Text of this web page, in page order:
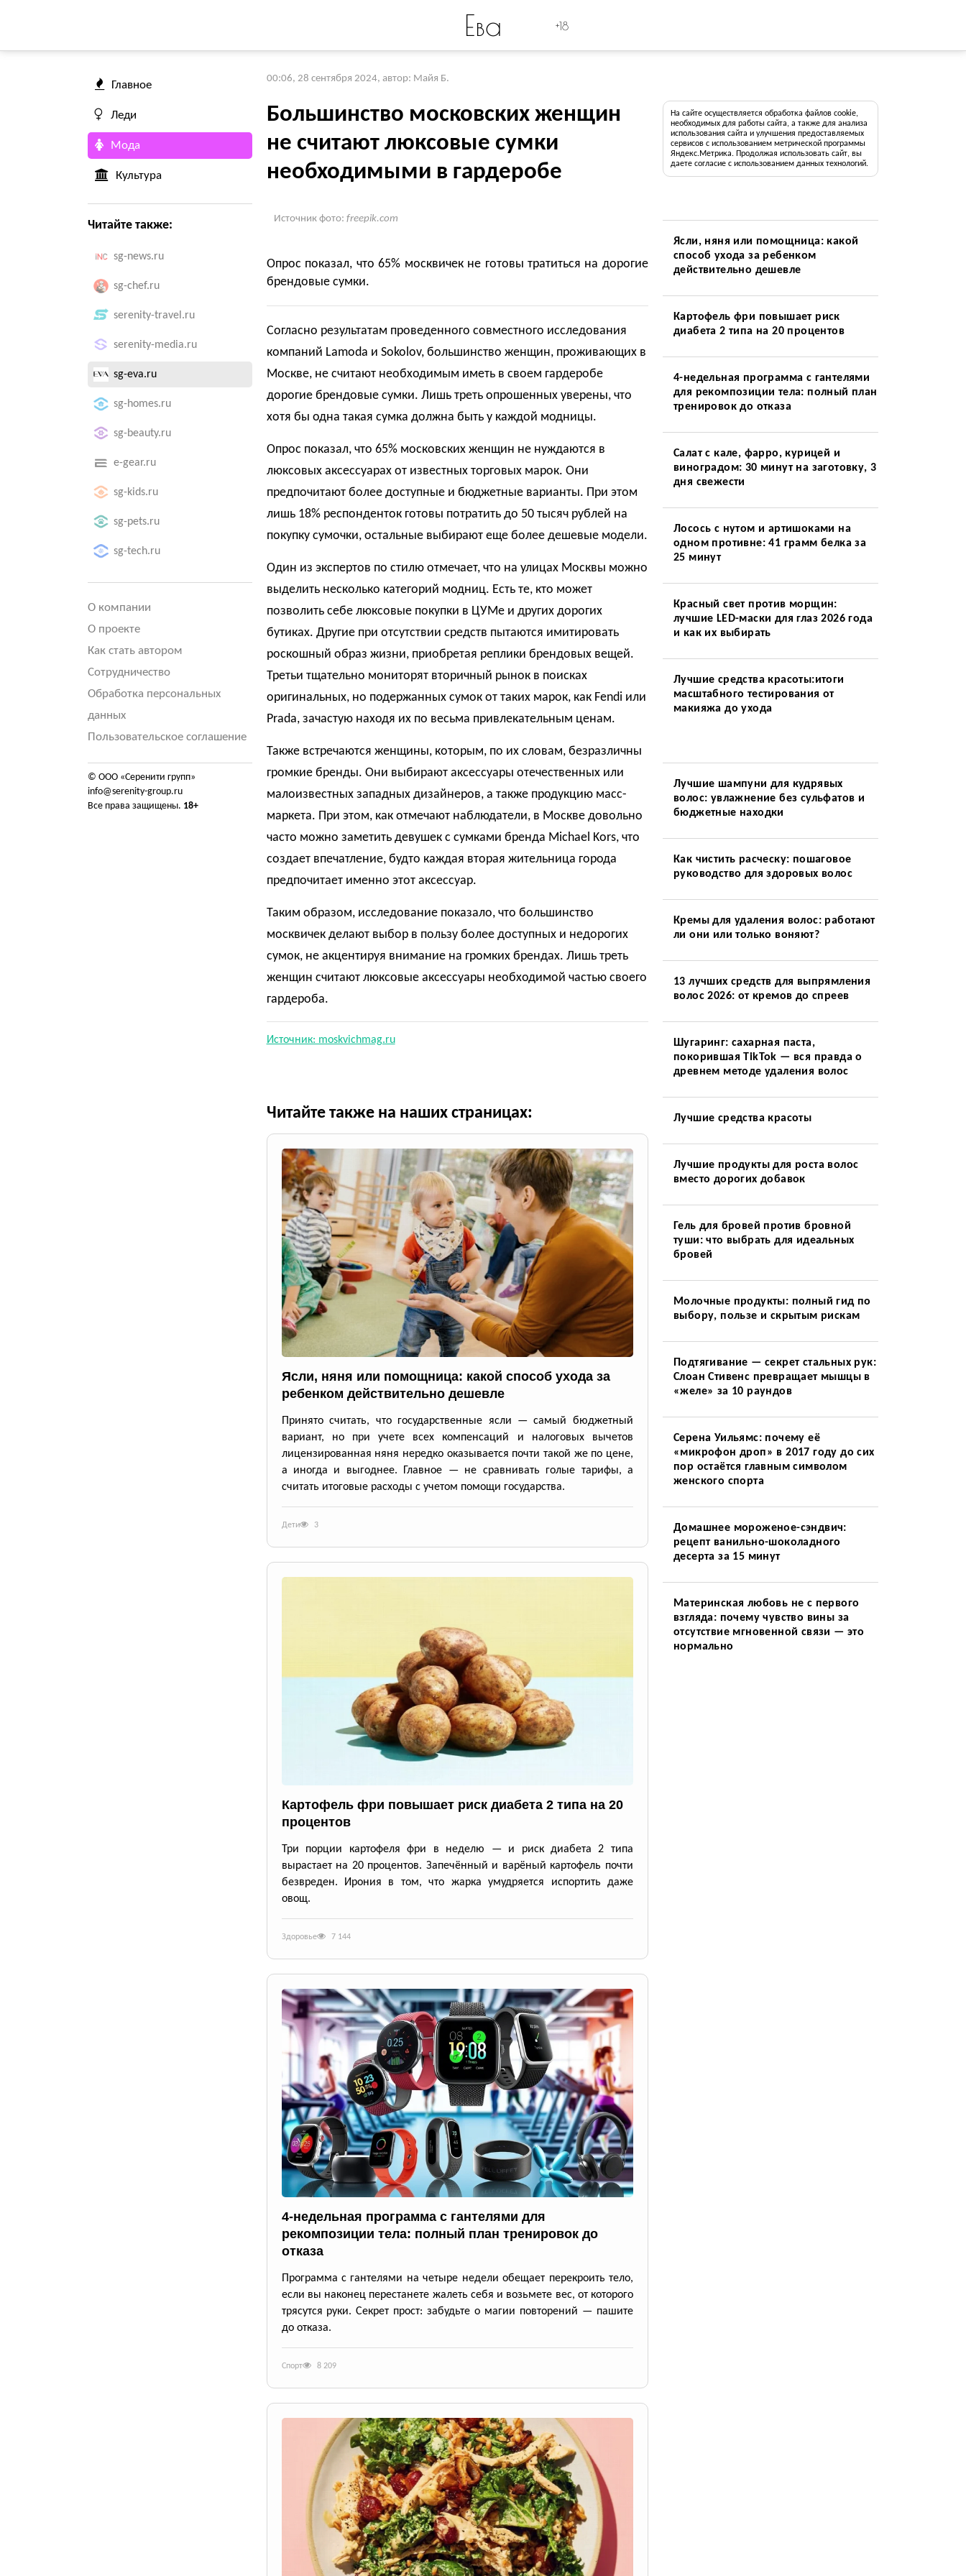
Ева +18
Главное
Леди
Мода
Культура
Читайте также:
sg-news.ru
sg-chef.ru
serenity-travel.ru
serenity-media.ru
sg-eva.ru
sg-homes.ru
sg-beauty.ru
e-gear.ru
sg-kids.ru
sg-pets.ru
sg-tech.ru
О компании
О проекте
Как стать автором
Сотрудничество
Обработка персональных
данных
Пользовательское соглашение
© ООО «Серенити групп»
info@serenity-group.ru
Все права защищены. 18+
00:06, 28 сентября 2024, автор: Майя Б.
Большинство московских женщин
не считают люксовые сумки
необходимыми в гардеробе
Источник фото: freepik.com
Опрос показал, что 65% москвичек не готовы тратиться на дорогие
брендовые сумки.
Согласно результатам проведенного совместного исследования
компаний Lamoda и Sokolov, большинство женщин, проживающих в
Москве, не считают необходимым иметь в своем гардеробе
дорогие брендовые сумки. Лишь треть опрошенных уверены, что
хотя бы одна такая сумка должна быть у каждой модницы.
Опрос показал, что 65% московских женщин не нуждаются в
люксовых аксессуарах от известных торговых марок. Они
предпочитают более доступные и бюджетные варианты. При этом
лишь 18% респонденток готовы потратить до 50 тысяч рублей на
покупку сумочки, остальные выбирают еще более дешевые модели.
Один из экспертов по стилю отмечает, что на улицах Москвы можно
выделить несколько категорий модниц. Есть те, кто может
позволить себе люксовые покупки в ЦУМе и других дорогих
бутиках. Другие при отсутствии средств пытаются имитировать
роскошный образ жизни, приобретая реплики брендовых вещей.
Третьи тщательно мониторят вторичный рынок в поисках
оригинальных, но подержанных сумок от таких марок, как Fendi или
Prada, зачастую находя их по весьма привлекательным ценам.
Также встречаются женщины, которым, по их словам, безразличны
громкие бренды. Они выбирают аксессуары отечественных или
малоизвестных западных дизайнеров, а также продукцию масс-
маркета. При этом, как отмечают наблюдатели, в Москве довольно
часто можно заметить девушек с сумками бренда Michael Kors, что
создает впечатление, будто каждая вторая жительница города
предпочитает именно этот аксессуар.
Таким образом, исследование показало, что большинство
москвичек делают выбор в пользу более доступных и недорогих
сумок, не акцентируя внимание на громких брендах. Лишь треть
женщин считают люксовые аксессуары необходимой частью своего
гардероба.
Источник: moskvichmag.ru
Читайте также на наших страницах:
Ясли, няня или помощница: какой способ ухода за
ребенком действительно дешевле
Принято считать, что государственные ясли — самый бюджетный
вариант, но при учете всех компенсаций и налоговых вычетов
лицензированная няня нередко оказывается почти такой же по цене,
а иногда и выгоднее. Главное — не сравнивать голые тарифы, а
считать итоговые расходы с учетом помощи государства.
Дети 3
Картофель фри повышает риск диабета 2 типа на 20
процентов
Три порции картофеля фри в неделю — и риск диабета 2 типа
вырастает на 20 процентов. Запечённый и варёный картофель почти
безвреден. Ирония в том, что жарка умудряется испортить даже
овощ.
Здоровье 7 144
4-недельная программа с гантелями для
рекомпозиции тела: полный план тренировок до
отказа
Программа с гантелями на четыре недели обещает перекроить тело,
если вы наконец перестанете жалеть себя и возьмете вес, от которого
трясутся руки. Секрет прост: забудьте о магии повторений — пашите
до отказа.
Спорт 8 209
На сайте осуществляется обработка файлов cookie,
необходимых для работы сайта, а также для анализа
использования сайта и улучшения предоставляемых
сервисов с использованием метрической программы
Яндекс.Метрика. Продолжая использовать сайт, вы
даете согласие с использованием данных технологий.
Ясли, няня или помощница: какой
способ ухода за ребенком
действительно дешевле
Картофель фри повышает риск
диабета 2 типа на 20 процентов
4-недельная программа с гантелями
для рекомпозиции тела: полный план
тренировок до отказа
Салат с кале, фарро, курицей и
виноградом: 30 минут на заготовку, 3
дня свежести
Лосось с нутом и артишоками на
одном противне: 41 грамм белка за
25 минут
Красный свет против морщин:
лучшие LED-маски для глаз 2026 года
и как их выбирать
Лучшие средства красоты:итоги
масштабного тестирования от
макияжа до ухода
Лучшие шампуни для кудрявых
волос: увлажнение без сульфатов и
бюджетные находки
Как чистить расческу: пошаговое
руководство для здоровых волос
Кремы для удаления волос: работают
ли они или только воняют?
13 лучших средств для выпрямления
волос 2026: от кремов до спреев
Шугаринг: сахарная паста,
покорившая TikTok — вся правда о
древнем методе удаления волос
Лучшие средства красоты
Лучшие продукты для роста волос
вместо дорогих добавок
Гель для бровей против бровной
туши: что выбрать для идеальных
бровей
Молочные продукты: полный гид по
выбору, пользе и скрытым рискам
Подтягивание — секрет стальных рук:
Слоан Стивенс превращает мышцы в
«желе» за 10 раундов
Серена Уильямс: почему её
«микрофон дроп» в 2017 году до сих
пор остаётся главным символом
женского спорта
Домашнее мороженое-сэндвич:
рецепт ванильно-шоколадного
десерта за 15 минут
Материнская любовь не с первого
взгляда: почему чувство вины за
отсутствие мгновенной связи — это
нормально